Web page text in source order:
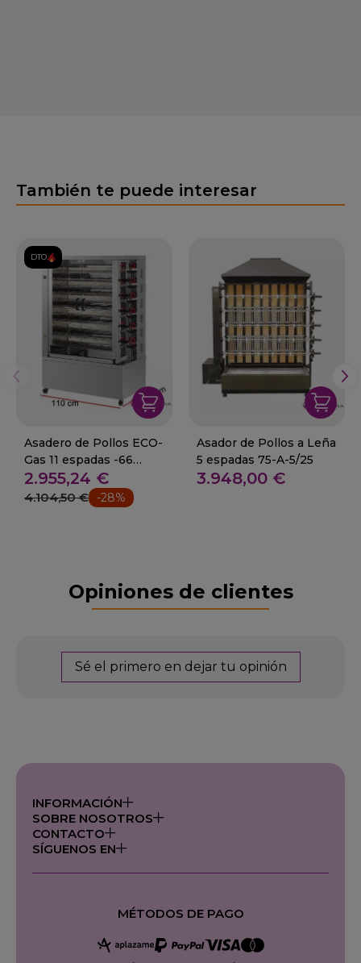
También te puede interesar
DTO.
Asadero de Pollos ECO-
Gas 11 espadas -66
Piezas.
2.955,24 €
4.104,50 € -28%
Asador de Pollos a Leña
5 espadas 75-A-5/25
3.948,00 €
Opiniones de clientes
Sé el primero en dejar tu opinión
INFORMACIÓN
SOBRE NOSOTROS
CONTACTO
SÍGUENOS EN
MÉTODOS DE PAGO